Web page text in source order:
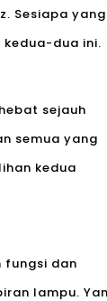
Sesiapa yang
dua ini.
sejauh
semua yang
kedua
fungsi dan
lampu.